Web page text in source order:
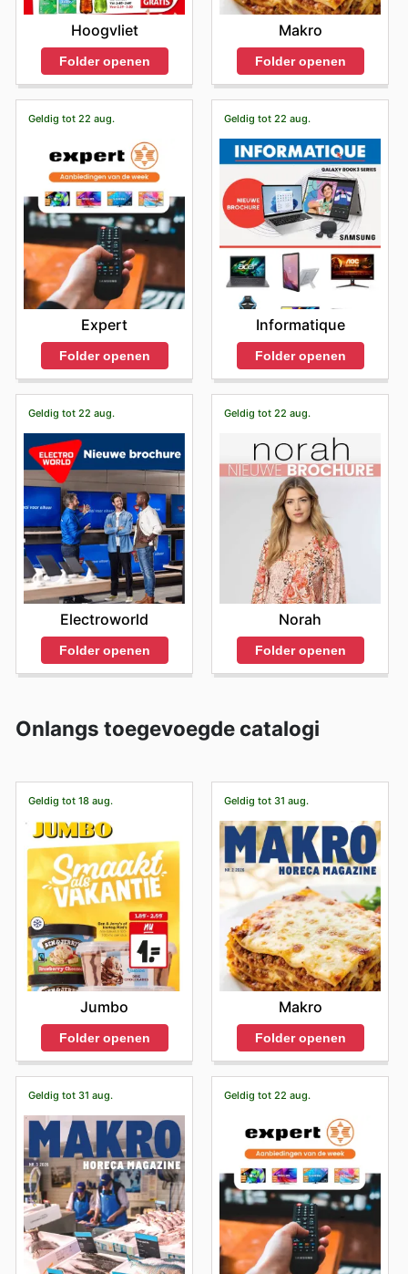
Hoogvliet
Folder openen
Makro
Folder openen
Geldig tot 22 aug.
Expert
Folder openen
Geldig tot 22 aug.
Informatique
Folder openen
Geldig tot 22 aug.
Electroworld
Folder openen
Geldig tot 22 aug.
Norah
Folder openen
Onlangs toegevoegde catalogi
Geldig tot 18 aug.
Jumbo
Folder openen
Geldig tot 31 aug.
Makro
Folder openen
Geldig tot 31 aug. Geldig tot 22 aug.